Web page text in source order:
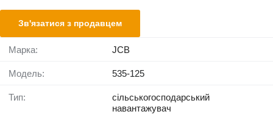
Зв'язатися з продавцем
Марка: JCB
Модель: 535-125
Тип:
сільськогосподарський
навантажувач